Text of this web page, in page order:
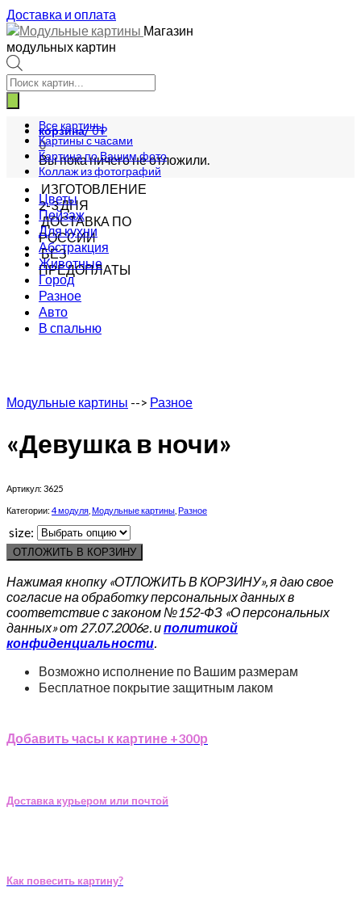
Доставка и оплата
Магазин
модульных картин
Поиск
товаров
корзина/0₽
0
Вы пока ничего не отложили.
ИЗГОТОВЛЕНИЕ
2-3 ДНЯ
ДОСТАВКА ПО
РОССИИ
БЕЗ
ПРЕДОПЛАТЫ
Все картины
Картины с часами
Картина по Вашим фото
Коллаж из фотографий
Цветы
Пейзаж
Для кухни
Абстракция
Животные
Город
Разное
Авто
В спальню
Модульные картины --> Разное
«Девушка в ночи»
Артикул: 3625
Категории: 4 модуля Модульные картины Разное
size:
ОТЛОЖИТЬ В КОРЗИНУ
Нажимая кнопку «ОТЛОЖИТЬ В КОРЗИНУ», я даю свое
согласие на обработку персональных данных в
соответствие с законом №152-ФЗ «О персональных
данных» от 27.07.2006г. иполитикой
конфиденциальности.
Возможно исполнение по Вашим размерам
Бесплатное покрытие защитным лаком
Добавить часы к картине +300р
Доставка курьером или почтой
Как повесить картину?